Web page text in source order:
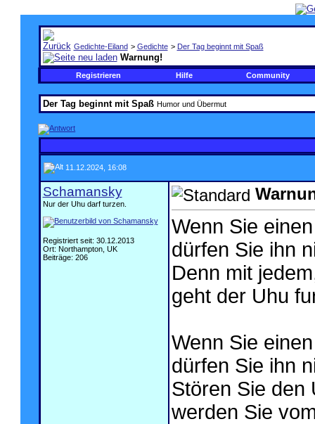
Gedichte-Eiland > Gedichte > Der Tag beginnt mit Spaß
Warnung!
Registrieren Hilfe Community
Der Tag beginnt mit Spaß Humor und Übermut
11.12.2024, 16:08
Schamansky
Nur der Uhu darf turzen.
Registriert seit: 30.12.2013
Ort: Northampton, UK
Beiträge: 206
Wenn Sie
dürfen Sie ihn
Denn mit
geht der Uhu
Wenn Sie
dürfen Sie ihn
Stören Sie den
werden Sie